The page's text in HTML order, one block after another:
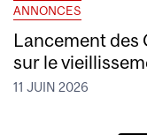
ANNONCES
Lancement
sur le
11 JUIN 2026